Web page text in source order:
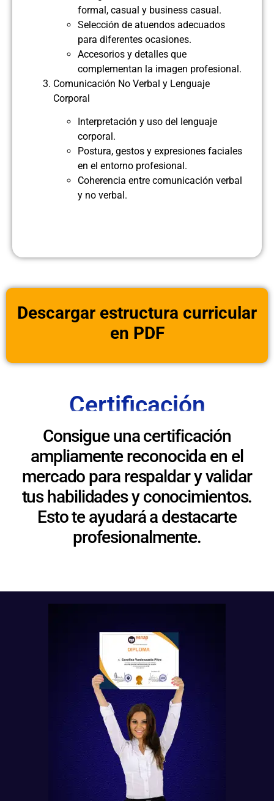
formal, casual y business casual.
Selección de atuendos adecuados
para diferentes ocasiones.
Accesorios y detalles que
complementan la imagen profesional.
Comunicación No Verbal y Lenguaje
Corporal
Interpretación y uso del lenguaje
corporal.
Postura, gestos y expresiones faciales
en el entorno profesional.
Coherencia entre comunicación verbal
y no verbal.
Descargar estructura curricular
en PDF
Certificación
Consigue una certificación
ampliamente reconocida en el
mercado para respaldar y validar
tus habilidades y conocimientos.
Esto te ayudará a destacarte
profesionalmente.